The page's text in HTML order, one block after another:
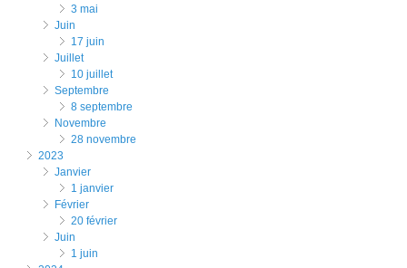
3 mai
juin
17 juin
juillet
10 juillet
septembre
8 septembre
novembre
28 novembre
2023
janvier
1 janvier
février
20 février
juin
1 juin